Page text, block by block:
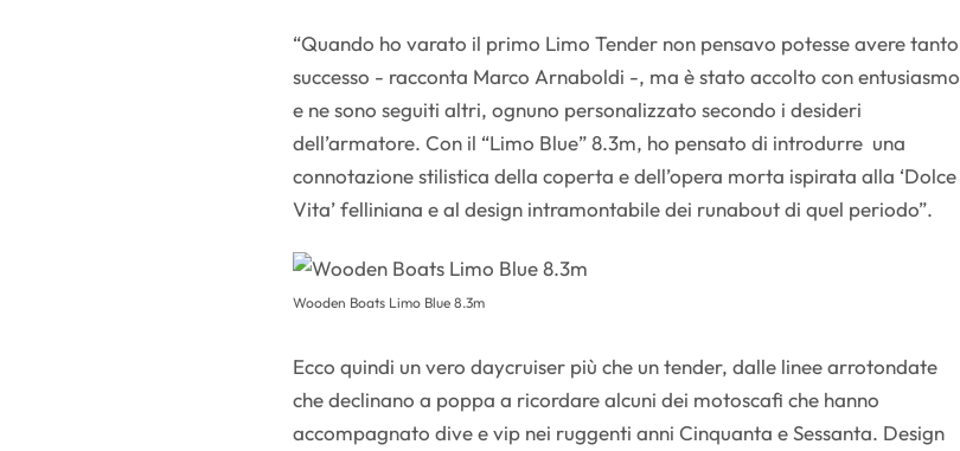
“Quando ho varato il primo Limo Tender non pensavo potesse avere tanto
successo - racconta Marco Arnaboldi -, ma è stato accolto con entusiasmo
e ne sono seguiti altri, ognuno personalizzato secondo i desideri
dell’armatore. Con il “Limo Blue” 8.3m, ho pensato di introdurre una
connotazione stilistica della coperta e dell’opera morta ispirata alla ‘Dolce
Vita’ felliniana e al design intramontabile dei runabout di quel periodo”.
Wooden Boats Limo Blue 8.3m
Ecco quindi un vero daycruiser più che un tender, dalle linee arrotondate
che declinano a poppa a ricordare alcuni dei motoscafi che hanno
accompagnato dive e vip nei ruggenti anni Cinquanta e Sessanta. Design